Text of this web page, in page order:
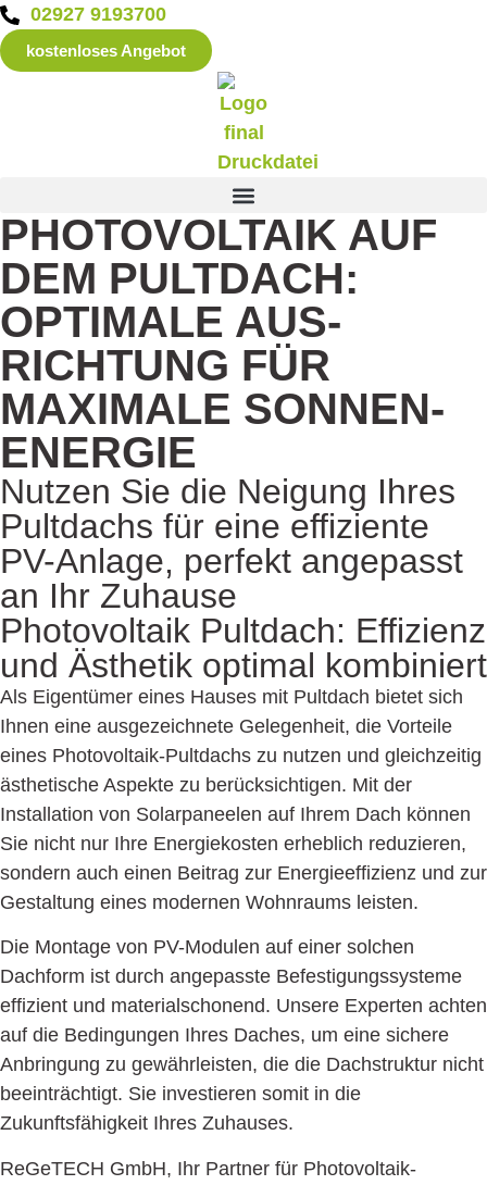
02927 9193700
kostenloses Angebot
PHOTOVOLTAIK AUF
DEM PULT­DACH:
OPTIMALE AUS­
RICHTUNG FÜR
MAXIMALE SONNEN­
ENERGIE
Nutzen Sie die Neigung Ihres
Pultdachs für eine effiziente
PV-Anlage, perfekt angepasst
an Ihr Zuhause
Photovoltaik Pultdach: Effizienz
und Ästhetik optimal kombiniert
Als Eigentümer eines Hauses mit Pultdach bietet sich
Ihnen eine ausgezeichnete Gelegenheit, die Vorteile
eines Photovoltaik-Pultdachs zu nutzen und gleichzeitig
ästhetische Aspekte zu berücksichtigen. Mit der
Installation von Solarpaneelen auf Ihrem Dach können
Sie nicht nur Ihre Energiekosten erheblich reduzieren,
sondern auch einen Beitrag zur Energieeffizienz und zur
Gestaltung eines modernen Wohnraums leisten.
Die Montage von PV-Modulen auf einer solchen
Dachform ist durch angepasste Befestigungssysteme
effizient und materialschonend. Unsere Experten achten
auf die Bedingungen Ihres Daches, um eine sichere
Anbringung zu gewährleisten, die die Dachstruktur nicht
beeinträchtigt. Sie investieren somit in die
Zukunftsfähigkeit Ihres Zuhauses.
ReGeTECH GmbH, Ihr Partner für Photovoltaik-